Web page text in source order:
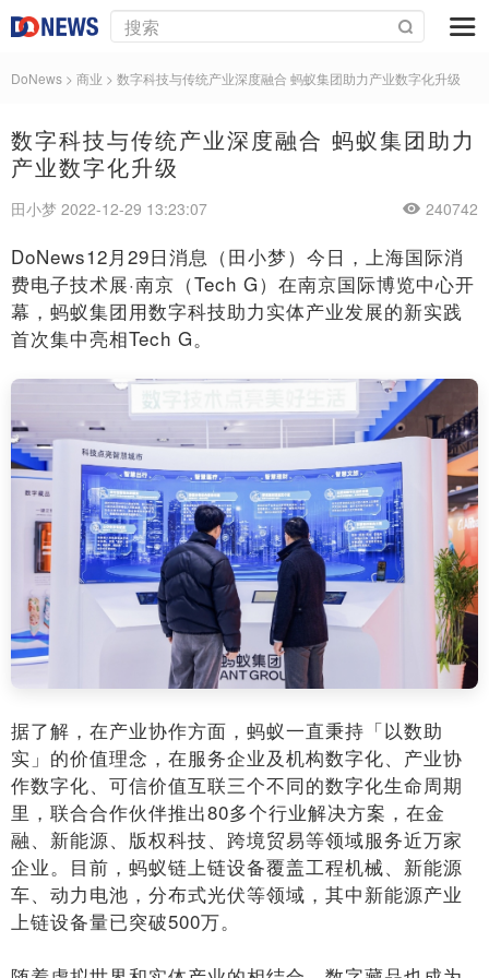
DoNews > 商业 > 数字科技与传统产业深度融合 蚂蚁集团助力产业数字化升级
数字科技与传统产业深度融合 蚂蚁集团助力
产业数字化升级
田小梦 2022-12-29 13:23:07 240742
DoNews12月29日消息（田小梦）今日，上海国际消
费电子技术展·南京（Tech G）在南京国际博览中心开
幕，蚂蚁集团用数字科技助力实体产业发展的新实践
首次集中亮相Tech G。
据了解，在产业协作方面，蚂蚁一直秉持「以数助
实」的价值理念，在服务企业及机构数字化、产业协
作数字化、可信价值互联三个不同的数字化生命周期
里，联合合作伙伴推出80多个行业解决方案，在金
融、新能源、版权科技、跨境贸易等领域服务近万家
企业。目前，蚂蚁链上链设备覆盖工程机械、新能源
车、动力电池，分布式光伏等领域，其中新能源产业
上链设备量已突破500万。